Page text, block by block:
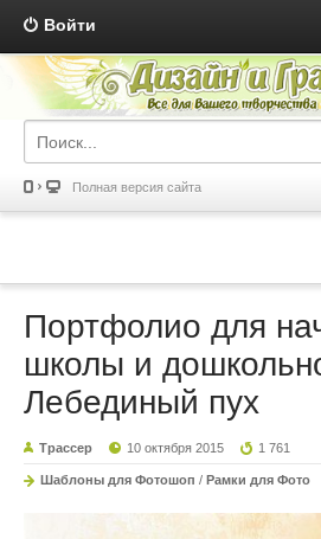
Войти
Полная версия сайта
Портфолио для
школы и
Лебединый пух
Трассер 10 октября 2015 1 761
Шаблоны для Фотошоп / Рамки для Фото